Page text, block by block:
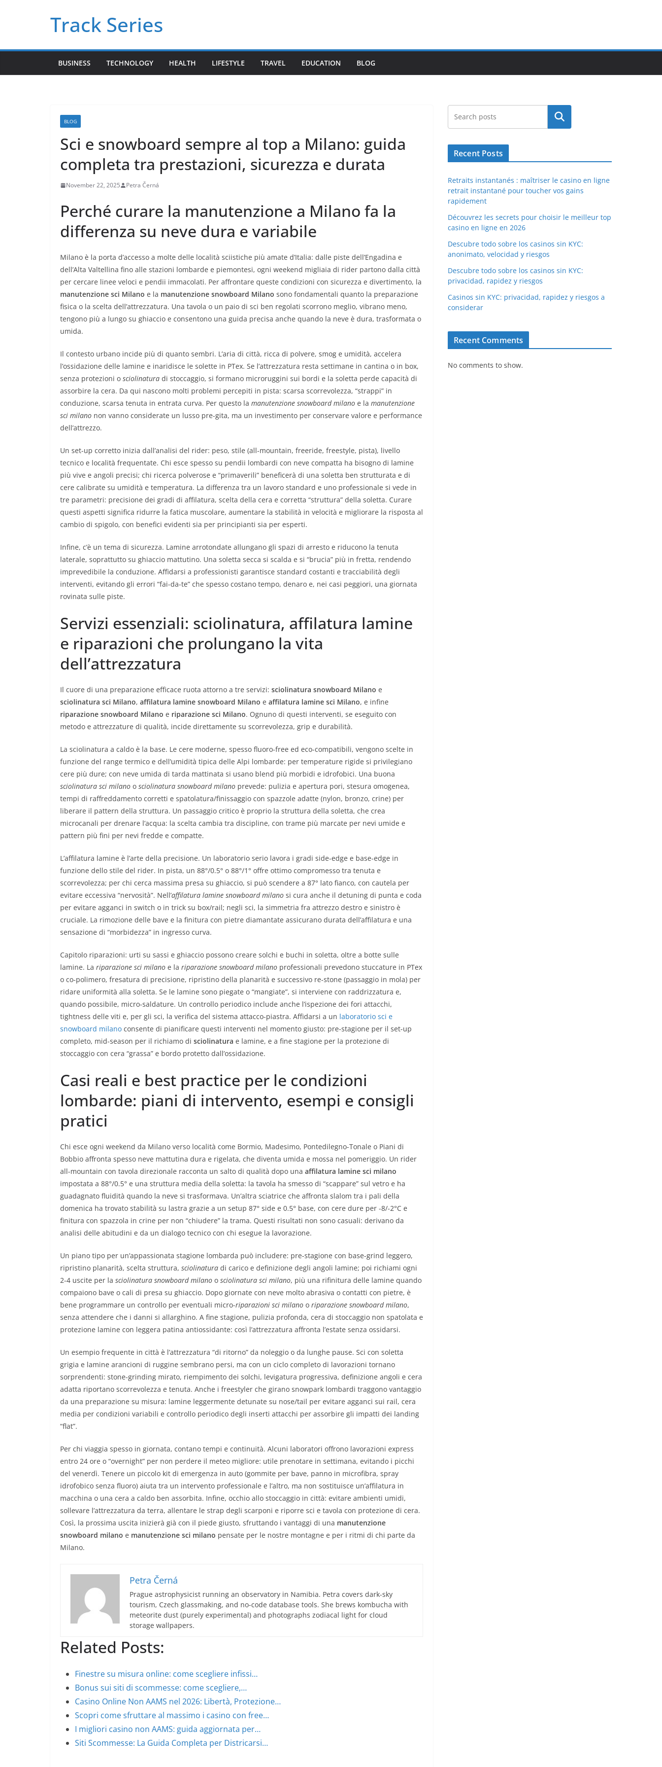
Track Series
BUSINESS TECHNOLOGY HEALTH LIFESTYLE TRAVEL EDUCATION BLOG
BLOG
Sci e snowboard sempre al top a Milano: guida
completa tra prestazioni, sicurezza e durata
November 22, 2025 Petra Černá
Perché curare la manutenzione a Milano fa la
differenza su neve dura e variabile
Milano è la porta d’accesso a molte delle località sciistiche più amate d’Italia: dalle piste dell’Engadina e
dell’Alta Valtellina fino alle stazioni lombarde e piemontesi, ogni weekend migliaia di rider partono dalla città
per cercare linee veloci e pendii immacolati. Per affrontare queste condizioni con sicurezza e divertimento, la
manutenzione sci Milano e la manutenzione snowboard Milano sono fondamentali quanto la preparazione
fisica o la scelta dell’attrezzatura. Una tavola o un paio di sci ben regolati scorrono meglio, vibrano meno,
tengono più a lungo su ghiaccio e consentono una guida precisa anche quando la neve è dura, trasformata o
umida.
Il contesto urbano incide più di quanto sembri. L’aria di città, ricca di polvere, smog e umidità, accelera
l’ossidazione delle lamine e inaridisce le solette in PTex. Se l’attrezzatura resta settimane in cantina o in box,
senza protezioni o sciolinatura di stoccaggio, si formano microruggini sui bordi e la soletta perde capacità di
assorbire la cera. Da qui nascono molti problemi percepiti in pista: scarsa scorrevolezza, “strappi” in
conduzione, scarsa tenuta in entrata curva. Per questo la manutenzione snowboard milano e la manutenzione
sci milano non vanno considerate un lusso pre-gita, ma un investimento per conservare valore e performance
dell’attrezzo.
Un set-up corretto inizia dall’analisi del rider: peso, stile (all-mountain, freeride, freestyle, pista), livello
tecnico e località frequentate. Chi esce spesso su pendii lombardi con neve compatta ha bisogno di lamine
più vive e angoli precisi; chi ricerca polverose e “primaverili” beneficerà di una soletta ben strutturata e di
cere calibrate su umidità e temperatura. La differenza tra un lavoro standard e uno professionale si vede in
tre parametri: precisione dei gradi di affilatura, scelta della cera e corretta “struttura” della soletta. Curare
questi aspetti significa ridurre la fatica muscolare, aumentare la stabilità in velocità e migliorare la risposta al
cambio di spigolo, con benefici evidenti sia per principianti sia per esperti.
Infine, c’è un tema di sicurezza. Lamine arrotondate allungano gli spazi di arresto e riducono la tenuta
laterale, soprattutto su ghiaccio mattutino. Una soletta secca si scalda e si “brucia” più in fretta, rendendo
imprevedibile la conduzione. Affidarsi a professionisti garantisce standard costanti e tracciabilità degli
interventi, evitando gli errori “fai-da-te” che spesso costano tempo, denaro e, nei casi peggiori, una giornata
rovinata sulle piste.
Servizi essenziali: sciolinatura, affilatura lamine
e riparazioni che prolungano la vita
dell’attrezzatura
Il cuore di una preparazione efficace ruota attorno a tre servizi: sciolinatura snowboard Milano e
sciolinatura sci Milano, affilatura lamine snowboard Milano e affilatura lamine sci Milano, e infine
riparazione snowboard Milano e riparazione sci Milano. Ognuno di questi interventi, se eseguito con
metodo e attrezzature di qualità, incide direttamente su scorrevolezza, grip e durabilità.
La sciolinatura a caldo è la base. Le cere moderne, spesso fluoro-free ed eco-compatibili, vengono scelte in
funzione del range termico e dell’umidità tipica delle Alpi lombarde: per temperature rigide si privilegiano
cere più dure; con neve umida di tarda mattinata si usano blend più morbidi e idrofobici. Una buona
sciolinatura sci milano o sciolinatura snowboard milano prevede: pulizia e apertura pori, stesura omogenea,
tempi di raffreddamento corretti e spatolatura/finissaggio con spazzole adatte (nylon, bronzo, crine) per
liberare il pattern della struttura. Un passaggio critico è proprio la struttura della soletta, che crea
microcanali per drenare l’acqua: la scelta cambia tra discipline, con trame più marcate per nevi umide e
pattern più fini per nevi fredde e compatte.
L’affilatura lamine è l’arte della precisione. Un laboratorio serio lavora i gradi side-edge e base-edge in
funzione dello stile del rider. In pista, un 88°/0.5° o 88°/1° offre ottimo compromesso tra tenuta e
scorrevolezza; per chi cerca massima presa su ghiaccio, si può scendere a 87° lato fianco, con cautela per
evitare eccessiva “nervosità”. Nell’affilatura lamine snowboard milano si cura anche il detuning di punta e coda
per evitare agganci in switch o in trick su box/rail; negli sci, la simmetria fra attrezzo destro e sinistro è
cruciale. La rimozione delle bave e la finitura con pietre diamantate assicurano durata dell’affilatura e una
sensazione di “morbidezza” in ingresso curva.
Capitolo riparazioni: urti su sassi e ghiaccio possono creare solchi e buchi in soletta, oltre a botte sulle
lamine. La riparazione sci milano e la riparazione snowboard milano professionali prevedono stuccature in PTex
o co-polimero, fresatura di precisione, ripristino della planarità e successivo re-stone (passaggio in mola) per
ridare uniformità alla soletta. Se le lamine sono piegate o “mangiate”, si interviene con raddrizzatura e,
quando possibile, micro-saldature. Un controllo periodico include anche l’ispezione dei fori attacchi,
tightness delle viti e, per gli sci, la verifica del sistema attacco-piastra. Affidarsi a un laboratorio sci e
snowboard milano consente di pianificare questi interventi nel momento giusto: pre-stagione per il set-up
completo, mid-season per il richiamo di sciolinatura e lamine, e a fine stagione per la protezione di
stoccaggio con cera “grassa” e bordo protetto dall’ossidazione.
Casi reali e best practice per le condizioni
lombarde: piani di intervento, esempi e consigli
pratici
Chi esce ogni weekend da Milano verso località come Bormio, Madesimo, Pontedilegno-Tonale o Piani di
Bobbio affronta spesso neve mattutina dura e rigelata, che diventa umida e mossa nel pomeriggio. Un rider
all-mountain con tavola direzionale racconta un salto di qualità dopo una affilatura lamine sci milano
impostata a 88°/0.5° e una struttura media della soletta: la tavola ha smesso di “scappare” sul vetro e ha
guadagnato fluidità quando la neve si trasformava. Un’altra sciatrice che affronta slalom tra i pali della
domenica ha trovato stabilità su lastra grazie a un setup 87° side e 0.5° base, con cere dure per -8/-2°C e
finitura con spazzola in crine per non “chiudere” la trama. Questi risultati non sono casuali: derivano da
analisi delle abitudini e da un dialogo tecnico con chi esegue la lavorazione.
Un piano tipo per un’appassionata stagione lombarda può includere: pre-stagione con base-grind leggero,
ripristino planarità, scelta struttura, sciolinatura di carico e definizione degli angoli lamine; poi richiami ogni
2-4 uscite per la sciolinatura snowboard milano o sciolinatura sci milano, più una rifinitura delle lamine quando
compaiono bave o cali di presa su ghiaccio. Dopo giornate con neve molto abrasiva o contatti con pietre, è
bene programmare un controllo per eventuali micro-riparazioni sci milano o riparazione snowboard milano,
senza attendere che i danni si allarghino. A fine stagione, pulizia profonda, cera di stoccaggio non spatolata e
protezione lamine con leggera patina antiossidante: così l’attrezzatura affronta l’estate senza ossidarsi.
Un esempio frequente in città è l’attrezzatura “di ritorno” da noleggio o da lunghe pause. Sci con soletta
grigia e lamine arancioni di ruggine sembrano persi, ma con un ciclo completo di lavorazioni tornano
sorprendenti: stone-grinding mirato, riempimento dei solchi, levigatura progressiva, definizione angoli e cera
adatta riportano scorrevolezza e tenuta. Anche i freestyler che girano snowpark lombardi traggono vantaggio
da una preparazione su misura: lamine leggermente detunate su nose/tail per evitare agganci sui rail, cera
media per condizioni variabili e controllo periodico degli inserti attacchi per assorbire gli impatti dei landing
“flat”.
Per chi viaggia spesso in giornata, contano tempi e continuità. Alcuni laboratori offrono lavorazioni express
entro 24 ore o “overnight” per non perdere il meteo migliore: utile prenotare in settimana, evitando i picchi
del venerdì. Tenere un piccolo kit di emergenza in auto (gommite per bave, panno in microfibra, spray
idrofobico senza fluoro) aiuta tra un intervento professionale e l’altro, ma non sostituisce un’affilatura in
macchina o una cera a caldo ben assorbita. Infine, occhio allo stoccaggio in città: evitare ambienti umidi,
sollevare l’attrezzatura da terra, allentare le strap degli scarponi e riporre sci e tavola con protezione di cera.
Così, la prossima uscita inizierà già con il piede giusto, sfruttando i vantaggi di una manutenzione
snowboard milano e manutenzione sci milano pensate per le nostre montagne e per i ritmi di chi parte da
Milano.
Petra Černá
Prague astrophysicist running an observatory in Namibia. Petra covers dark-sky
tourism, Czech glassmaking, and no-code database tools. She brews kombucha with
meteorite dust (purely experimental) and photographs zodiacal light for cloud
storage wallpapers.
Related Posts:
Finestre su misura online: come scegliere infissi…
Bonus sui siti di scommesse: come scegliere,…
Casino Online Non AAMS nel 2026: Libertà, Protezione…
Scopri come sfruttare al massimo i casino con free…
I migliori casino non AAMS: guida aggiornata per…
Siti Scommesse: La Guida Completa per Districarsi…
Search
Recent Posts
Retraits instantanés : maîtriser le casino en ligne
retrait instantané pour toucher vos gains
rapidement
Découvrez les secrets pour choisir le meilleur top
casino en ligne en 2026
Descubre todo sobre los casinos sin KYC:
anonimato, velocidad y riesgos
Descubre todo sobre los casinos sin KYC:
privacidad, rapidez y riesgos
Casinos sin KYC: privacidad, rapidez y riesgos a
considerar
Recent Comments
No comments to show.